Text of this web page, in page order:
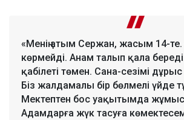
«Менің атым Сержан, жасым 14-те.
көрмейді. Анам талып қала
қабілеті төмен. Сана-сезімі
Біз жалдамалы бір бөлмелі үйде
Мектептен бос уақытымда жұмыс
Адамдарға жүк тасуға